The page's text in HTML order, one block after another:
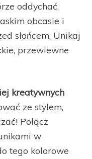
oddychać.
obcasie i
słońcem. Unikaj
przewiewne
kreatywnych
ze stylem,
Połącz
w
tego kolorowe